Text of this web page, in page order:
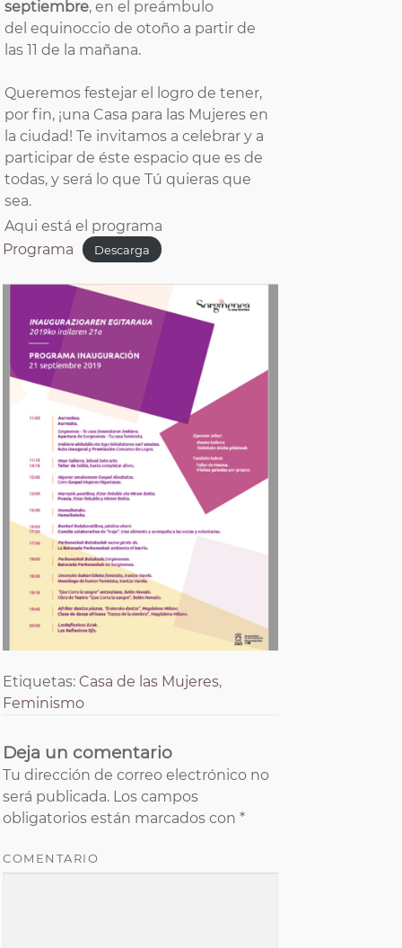
septiembre, en el preámbulo
del equinoccio de otoño a partir de
las 11 de la mañana.
Queremos festejar el logro de tener,
por fin, ¡una Casa para las Mujeres en
la ciudad! Te invitamos a celebrar y a
participar de éste espacio que es de
todas, y será lo que Tú quieras que
sea.
Aqui está el programa
Programa
Descarga
Etiquetas: Casa de las Mujeres,
Feminismo
Deja un comentario
Tu dirección de correo electrónico no
será publicada. Los campos
obligatorios están marcados con*
COMENTARIO